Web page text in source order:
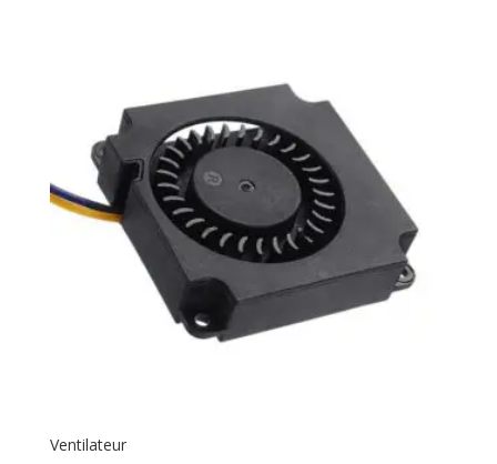
Ventilateur